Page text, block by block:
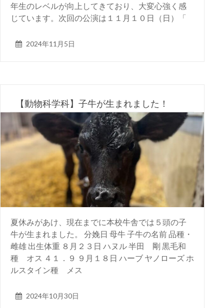
年生のレベルが向上してきており、大変心強く感
じています。次回の公演は１１月１０日（日）「
2024年11月5日
【動物科学科】子牛が生まれました！
夏休みがあけ、現在までに本校牛舎では５頭の子
牛が生まれました。 分娩日 母牛 子牛の名前 品種・
雌雄 出生体重 ８月２３日 ハヌル 半田 剛 黒毛和
種 オス ４１．９ ９月１８日 ハーブ ヤノローズ ホ
ルスタイン種 メス
2024年10月30日